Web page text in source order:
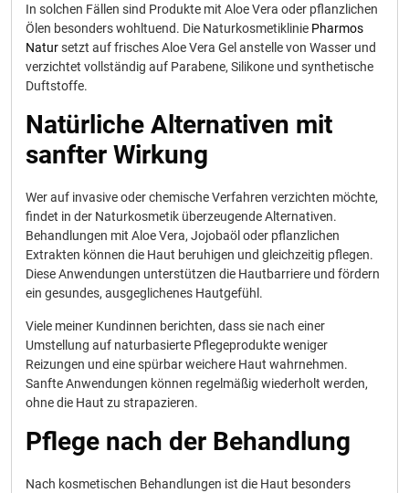
In solchen Fällen sind Produkte mit Aloe Vera oder pflanzlichen
Ölen besonders wohltuend. Die Naturkosmetiklinie Pharmos
Natursetzt auf frisches Aloe Vera Gel anstelle von Wasser und
verzichtet vollständig auf Parabene, Silikone und synthetische
Duftstoffe.
Natürliche Alternativen mit
sanfter Wirkung
Wer auf invasive oder chemische Verfahren verzichten möchte,
findet in der Naturkosmetik überzeugende Alternativen.
Behandlungen mit Aloe Vera, Jojobaöl oder pflanzlichen
Extrakten können die Haut beruhigen und gleichzeitig pflegen.
Diese Anwendungen unterstützen die Hautbarriere und fördern
ein gesundes, ausgeglichenes Hautgefühl.
Viele meiner Kundinnen berichten, dass sie nach einer
Umstellung auf naturbasierte Pflegeprodukte weniger
Reizungen und eine spürbar weichere Haut wahrnehmen.
Sanfte Anwendungen können regelmäßig wiederholt werden,
ohne die Haut zu strapazieren.
Pflege nach der Behandlung
Nach kosmetischen Behandlungen ist die Haut besonders